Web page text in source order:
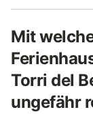
Mit
Torri del
ungefähr